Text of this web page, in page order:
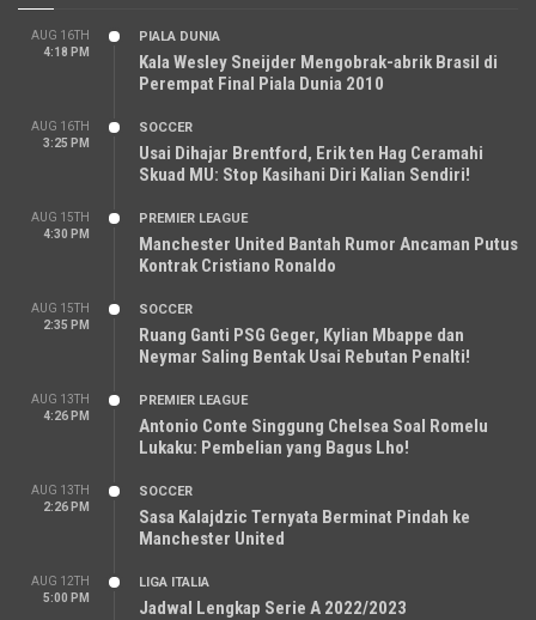
AUG 16TH
4:18 PM
PIALA DUNIA
Kala Wesley Sneijder Mengobrak-abrik Brasil di
Perempat Final Piala Dunia 2010
AUG 16TH
3:25 PM
SOCCER
Usai Dihajar Brentford, Erik ten Hag Ceramahi
Skuad MU: Stop Kasihani Diri Kalian Sendiri!
AUG 15TH
4:30 PM
PREMIER LEAGUE
Manchester United Bantah Rumor Ancaman Putus
Kontrak Cristiano Ronaldo
AUG 15TH
2:35 PM
SOCCER
Ruang Ganti PSG Geger, Kylian Mbappe dan
Neymar Saling Bentak Usai Rebutan Penalti!
AUG 13TH
4:26 PM
PREMIER LEAGUE
Antonio Conte Singgung Chelsea Soal Romelu
Lukaku: Pembelian yang Bagus Lho!
AUG 13TH
2:26 PM
SOCCER
Sasa Kalajdzic Ternyata Berminat Pindah ke
Manchester United
AUG 12TH
5:00 PM
LIGA ITALIA
Jadwal Lengkap Serie A 2022/2023